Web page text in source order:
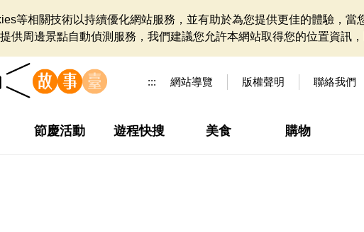
等相關技術以持續優化網站服務，並有助於為您提供更佳的體驗，當
供周邊景點自動偵測服務，我們建議您允許本網站取得您的位置資訊
::: 網站導覽 版權聲明 聯絡我們
節慶活動 遊程快搜 美食 購物